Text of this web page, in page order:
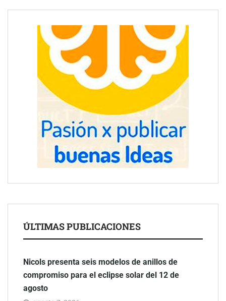
ÚLTIMAS PUBLICACIONES
Nicols presenta seis modelos de anillos de
compromiso para el eclipse solar del 12 de
agosto